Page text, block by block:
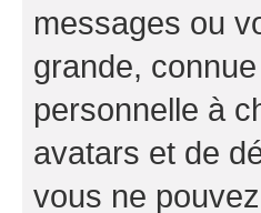
messages ou
grande,
personnelle à
avatars et de
vous ne